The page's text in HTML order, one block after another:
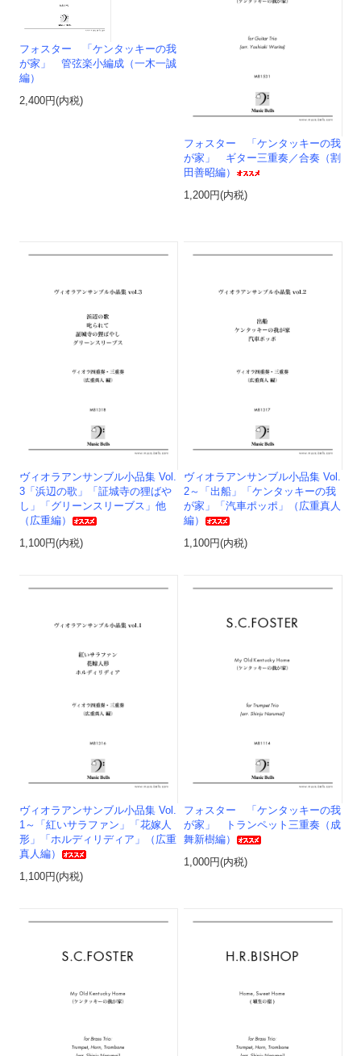
フォスター 「ケンタッキーの我
が家」 管弦楽小編成（一木一誠
編）
2,400円(内税)
フォスター 「ケンタッキーの我
が家」 ギター三重奏／合奏（割
田善昭編）
1,200円(内税)
ヴィオラアンサンブル小品集 Vol.
3「浜辺の歌」「証城寺の狸ばや
し」「グリーンスリーブス」他
（広重編）
1,100円(内税)
ヴィオラアンサンブル小品集 Vol.
2～「出船」「ケンタッキーの我
が家」「汽車ポッポ」（広重真人
編）
1,100円(内税)
ヴィオラアンサンブル小品集 Vol.
1～「紅いサラファン」「花嫁人
形」「ホルディリディア」（広重
真人編）
1,100円(内税)
フォスター 「ケンタッキーの我
が家」 トランペット三重奏（成
舞新樹編）
1,000円(内税)